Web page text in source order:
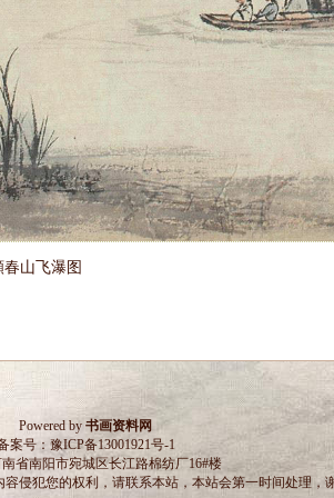
山飞瀑图
Powered by 书画资料网
案号： 豫ICP备13001921号-1
省南阳市宛城区长江路棉纺厂16#楼
侵犯您的权利，请联系本站，本站会第一时间处理，